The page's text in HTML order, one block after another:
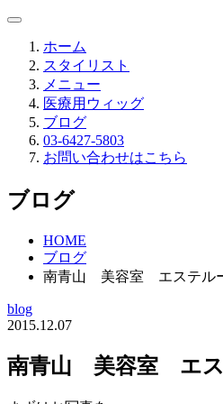
ホーム
スタイリスト
メニュー
医療用ウィッグ
ブログ
03-6427-5803
お問い合わせはこちら
ブログ
HOME
ブログ
南青山 美容室 エステルー
blog
2015.12.07
南青山 美容室 エス